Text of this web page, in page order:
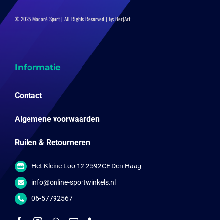
© 2025 Macaré Sport | All Rights Reserved | by:Ber|Art
Informatie
Contact
Algemene voorwaarden
Ruilen & Retourneren
Het Kleine Loo 12 2592CE Den Haag
info@online-sportwinkels.nl
06-57792567